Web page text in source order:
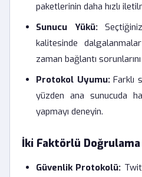
paketlerinin daha hızlı
Sunucu Yükü:
kalitesinde
zaman bağlantı
Protokol Uyumu:Farklı
yüzden ana sunucuda
yapmayı deneyin.
İki Faktörlü
Güvenlik Protokolü: